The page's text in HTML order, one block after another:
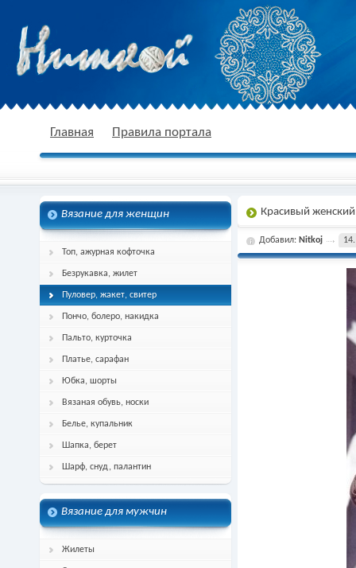
спицами, схема и описание
Главная Правила портала
Вязание для женщин
Топ, ажурная кофточка
Безрукавка, жилет
Пуловер, жакет, свитер
Пончо, болеро, накидка
Пальто, курточка
Платье, сарафан
Юбка, шорты
Вязаная обувь, носки
Белье, купальник
Шапка, берет
Шарф, снуд, палантин
Вязание для мужчин
Жилеты
Красивый
Добавил: Nitkoj